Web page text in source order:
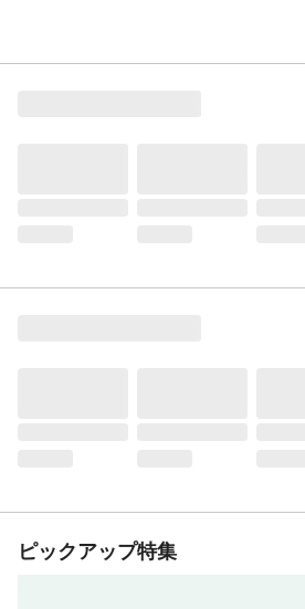
ピックアップ特集